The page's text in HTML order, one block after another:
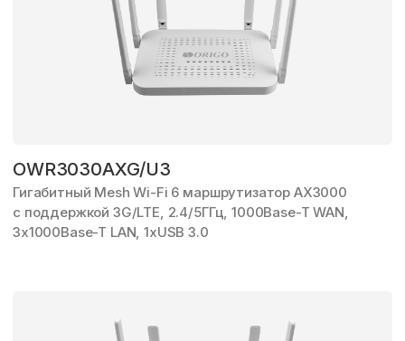
OWR3030AXG/U3
Гигабитный Mesh Wi-Fi 6 маршрутизатор AX3000
с поддержкой 3G/LTE, 2.4/5ГГц, 1000Base-T WAN,
3x1000Base-T LAN, 1xUSB 3.0